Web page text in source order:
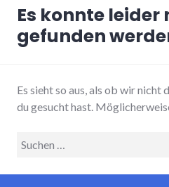
Es konnte leider
gefunden
Es sieht so aus, als ob wir nicht
du gesucht hast.
Suche